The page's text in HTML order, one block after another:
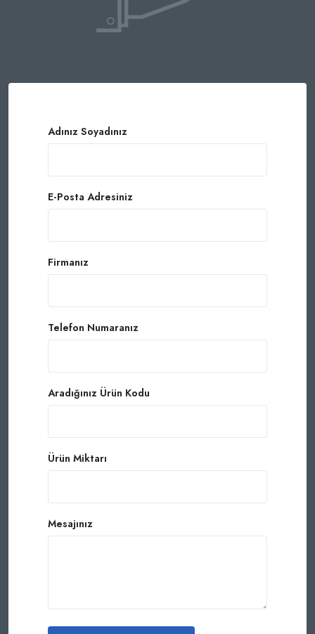
Adınız Soyadınız
E-Posta Adresiniz
Firmanız
Telefon Numaranız
Aradığınız Ürün Kodu
Ürün Miktarı
Mesajınız